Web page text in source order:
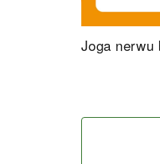
Joga nerwu